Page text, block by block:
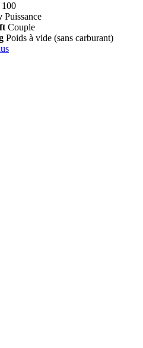
Puissance
Couple
Poids à vide (sans carburant)